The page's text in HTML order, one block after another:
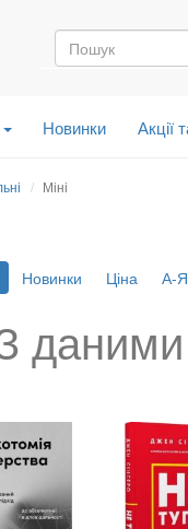
Новинки Акції
Міні
Новинки Ціна А-Я